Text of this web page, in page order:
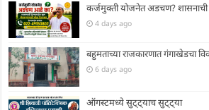
कर्जमुक्ती योजनेत अडचण?
4 days ago
बहुमताच्या राजकारणात गंगाखेडचा
6 days ago
ऑगस्टमध्ये सुट्ट्याच सुट्ट्या